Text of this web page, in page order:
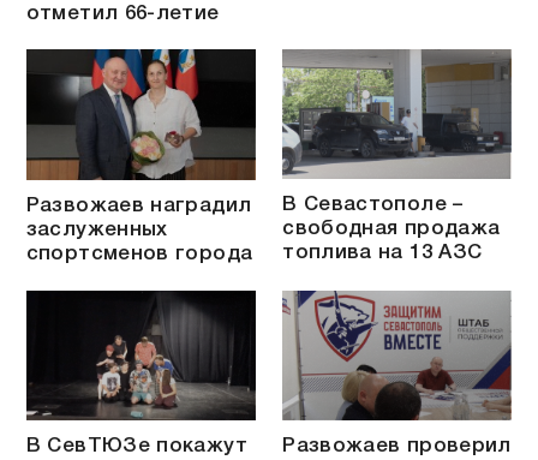
отметил 66-летие
Развожаев наградил
заслуженных
спортсменов города
В Севастополе –
свободная продажа
топлива на 13 АЗС
В СевТЮЗе покажут
Развожаев проверил